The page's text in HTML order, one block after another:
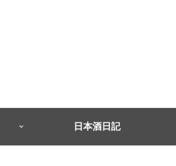
日本酒日記